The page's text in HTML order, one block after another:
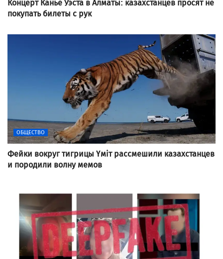
Концерт Канье Уэста в Алматы: казахстанцев просят не
покупать билеты с рук
ОБЩЕСТВО
Фейки вокруг тигрицы Үміт рассмешили казахстанцев
и породили волну мемов